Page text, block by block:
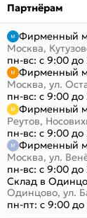
Партнёрам
Фирменный
Москва,
пн-вс: с 9:00 до
Фирменный
Москва, ул.
пн-вс: с 9:00 до
Фирменный
Реутов,
пн-вс: с 9:00 до
Фирменный
Москва, ул.
пн-вс: с 9:00 до
Склад в
Одинцово, ул.
пн-пт: с 9:00 до